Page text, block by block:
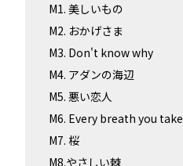
M1. 美しいもの
M2. おかげさま
M3. Don't know why
M4. アダンの海辺
M5. 悪い恋人
M6. Every breath you take
M7. 桜
M8.やさしい棘